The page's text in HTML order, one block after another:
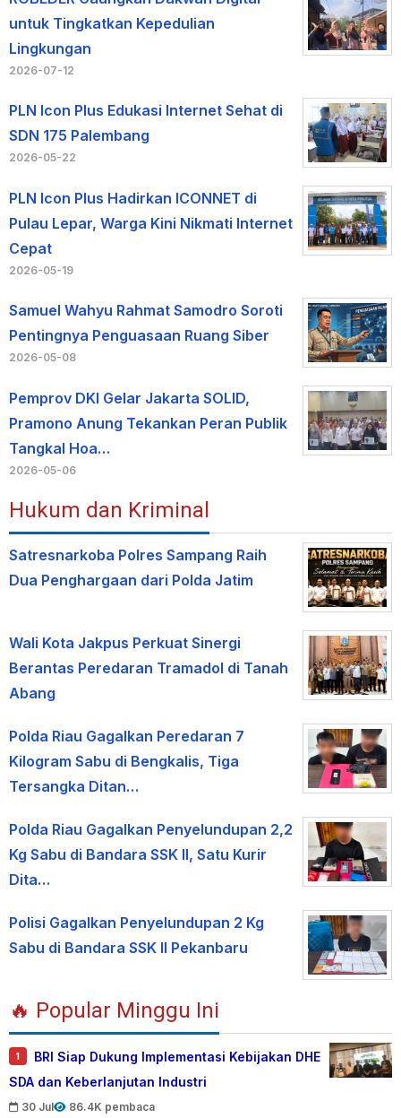
untuk Tingkatkan Kepedulian
Lingkungan
2026-07-12
PLN Icon Plus Edukasi Internet Sehat di
SDN 175 Palembang
2026-05-22
PLN Icon Plus Hadirkan ICONNET di
Pulau Lepar, Warga Kini Nikmati Internet
Cepat
2026-05-19
Samuel Wahyu Rahmat Samodro Soroti
Pentingnya Penguasaan Ruang Siber
2026-05-08
Pemprov DKI Gelar Jakarta SOLID,
Pramono Anung Tekankan Peran Publik
Tangkal Hoa…
2026-05-06
Hukum dan Kriminal
Satresnarkoba Polres Sampang Raih
Dua Penghargaan dari Polda Jatim
Wali Kota Jakpus Perkuat Sinergi
Berantas Peredaran Tramadol di Tanah
Abang
Polda Riau Gagalkan Peredaran 7
Kilogram Sabu di Bengkalis, Tiga
Tersangka Ditan…
Polda Riau Gagalkan Penyelundupan 2,2
Kg Sabu di Bandara SSK II, Satu Kurir
Dita…
Polisi Gagalkan Penyelundupan 2 Kg
Sabu di Bandara SSK II Pekanbaru
🔥 Popular Minggu Ini
1
BRI Siap Dukung Implementasi Kebijakan DHE
SDA dan Keberlanjutan Industri
30 Jul 86.4K pembaca